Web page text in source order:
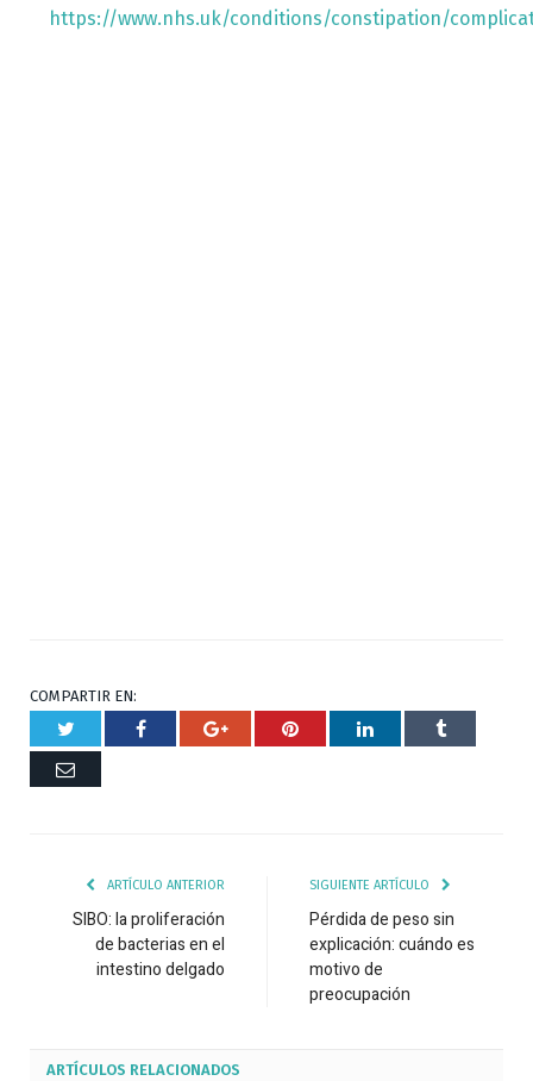
https://www.nhs.uk/conditions/constipation/
COMPARTIR EN:
Twitter Facebook Google+ Pinterest RespuestaTumblr
Correo
ARTÍCULO ANTERIOR
SIBO: la proliferación
de bacterias en el
intestino delgado
SIGUIENTE ARTÍCULO
Pérdida de peso sin
explicación: cuándo es
motivo de
preocupación
ARTÍCULOS RELACIONADOS